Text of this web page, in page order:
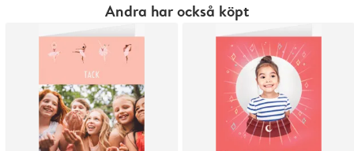
Andra har också köpt